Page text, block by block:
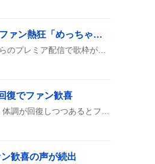
不知火フレア、絶対零度カバーがプレミア公開 ファン熱狂「めっちゃかっこええ」
復でファン歓喜
歓喜の声が続出